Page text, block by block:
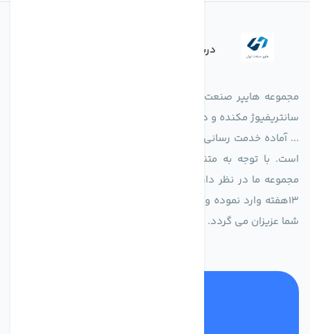
درباره فروشگاه
مجموعه هایپر صنعت ایران در امر تولید و واردات انواع فن های
سانتریفیوژ مکنده و دمنده آکسیال، سقفی، بین کانالی، مرغداری و
... آماده خدمت رسانی به شرکت های تولیدی، صنعتی و ساختمانی
است. با توجه به متنوع بودن فن های تولیدی کمپانی اروپایی
مجموعه ما در نظر دارد کالاهای تخصصی شما عزیزان رو در صرف
13هفته وارد نموده و این عمر باعث صرفه جویی در هزینه و زمان
شما عزیزان می گردد.